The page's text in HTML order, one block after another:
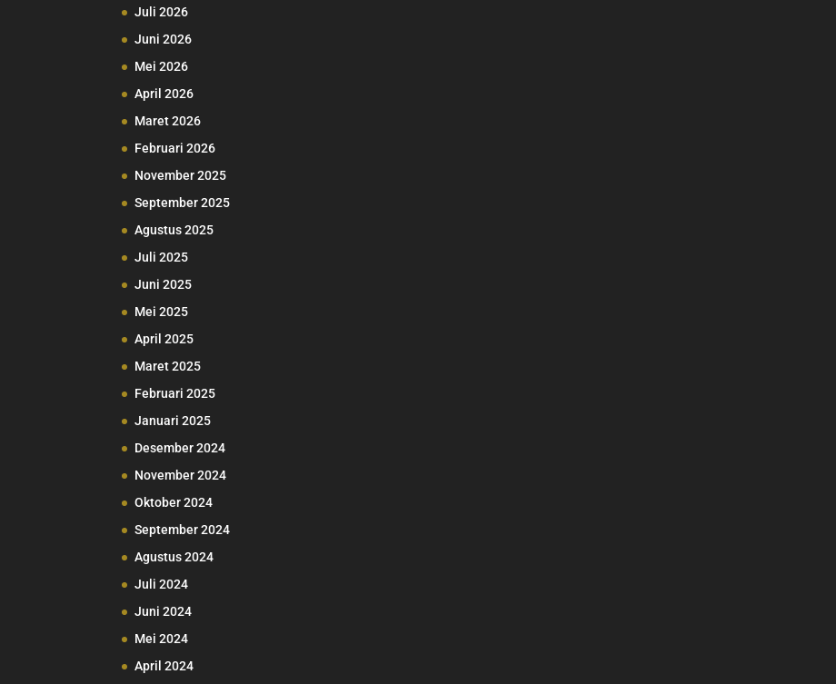
Juli 2026
Juni 2026
Mei 2026
April 2026
Maret 2026
Februari 2026
November 2025
September 2025
Agustus 2025
Juli 2025
Juni 2025
Mei 2025
April 2025
Maret 2025
Februari 2025
Januari 2025
Desember 2024
November 2024
Oktober 2024
September 2024
Agustus 2024
Juli 2024
Juni 2024
Mei 2024
April 2024